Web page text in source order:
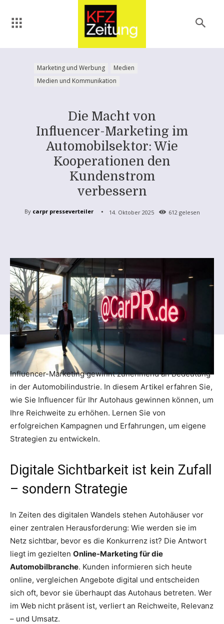
Marketing und Werbung
Medien
Medien und Kommunikation
Die Macht von
Influencer-Marketing im
Automobilsektor: Wie
Kooperationen den
Kundenstrom
verbessern
By carpr presseverteiler 14. Oktober 2025 612 gelesen
Influencer-Marketing gewinnt zunehmend an Bedeutung
in der Automobilindustrie. In diesem Artikel erfahren Sie,
wie Sie Influencer für Ihr Autohaus gewinnen können, um
Ihre Reichweite zu erhöhen. Lernen Sie von
erfolgreichen Kampagnen und Erfahrungen, um eigene
Strategien zu entwickeln.
Digitale Sichtbarkeit ist kein Zufall
– sondern Strategie
In Zeiten des digitalen Wandels stehen Autohäuser vor
einer zentralen Herausforderung: Wie werden sie im
Netz sichtbar, bevor es die Konkurrenz ist? Die Antwort
liegt im gezielten Online-Marketing für die
Automobilbranche. Kunden informieren sich heute
online, vergleichen Angebote digital und entscheiden
sich oft, bevor sie überhaupt das Autohaus betreten. Wer
im Web nicht präsent ist, verliert an Reichweite, Relevanz
– und Umsatz.